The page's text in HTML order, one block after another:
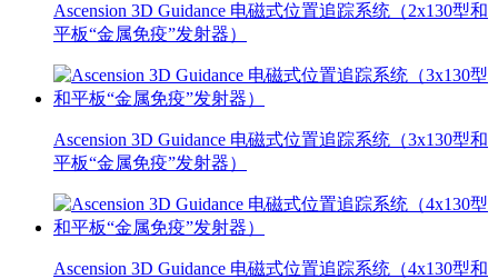
Ascension 3D Guidance 电磁式位置追踪系统（2x130型和
平板“金属免疫”发射器）
Ascension 3D Guidance 电磁式位置追踪系统（3x130型和
平板“金属免疫”发射器）
Ascension 3D Guidance 电磁式位置追踪系统（4x130型和